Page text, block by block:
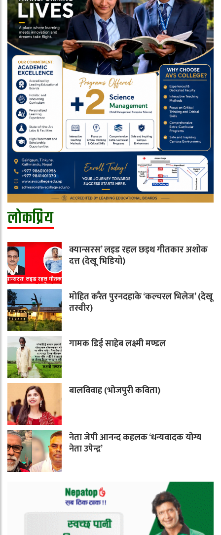
लोकप्रिय
क्यान्सरस’ लइड रहल छइथ गीतकार अशोक
दत्त (देखू भिडियो)
मोहित करैत पुरनदहाके ‘कल्चरल भिलेज’ (देखू
तस्वीर)
गामक डिई साहेब लक्ष्मी मण्डल
बालविवाह (भोजपुरी कविता)
नेता जेपी आनन्द कहलक ‘धन्यवादक योग्य
नेता उपेन्द्र’